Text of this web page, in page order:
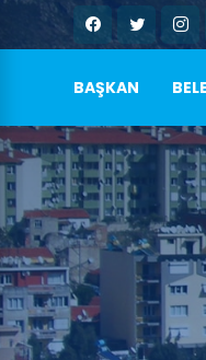
BAŞKAN